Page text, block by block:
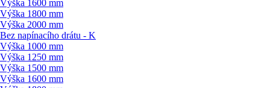
Výška 1600 mm
Výška 1800 mm
Výška 2000 mm
Bez napínacího drátu - K
Výška 1000 mm
Výška 1250 mm
Výška 1500 mm
Výška 1600 mm